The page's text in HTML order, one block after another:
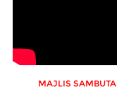
MAJLIS